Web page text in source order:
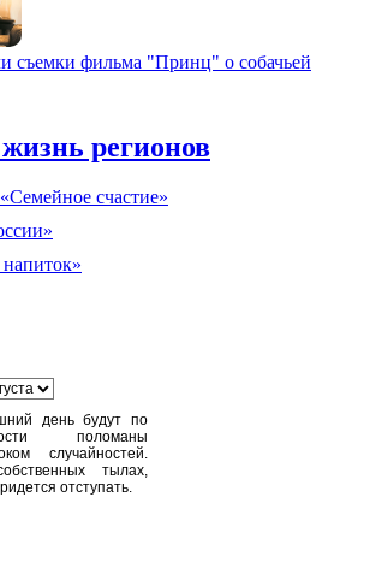
съемки фильма "Принц" о собачьей
регионов
счастие»
день будут по
поломаны
случайностей.
тылах,
отступать.